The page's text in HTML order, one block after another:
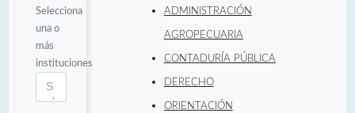
Selecciona
una o
más
instituciones
ADMINISTRACIÓN
AGROPECUARIA
CONTADURÍA PÚBLICA
DERECHO
ORIENTACIÓN